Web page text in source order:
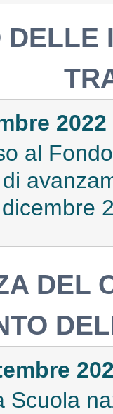
DELLE
2022
al
DEL
Scuola